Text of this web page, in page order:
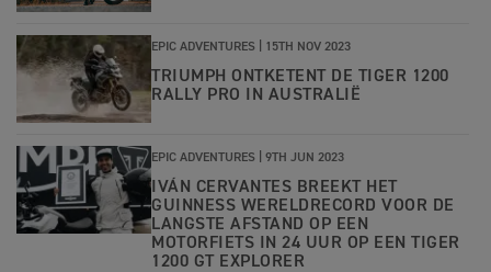
EPIC ADVENTURES | 15TH NOV 2023
TRIUMPH ONTKETENT DE TIGER 1200
RALLY PRO IN AUSTRALIË
EPIC ADVENTURES | 9TH JUN 2023
IVÁN CERVANTES BREEKT HET
GUINNESS WERELDRECORD VOOR DE
LANGSTE AFSTAND OP EEN
MOTORFIETS IN 24 UUR OP EEN TIGER
1200 GT EXPLORER